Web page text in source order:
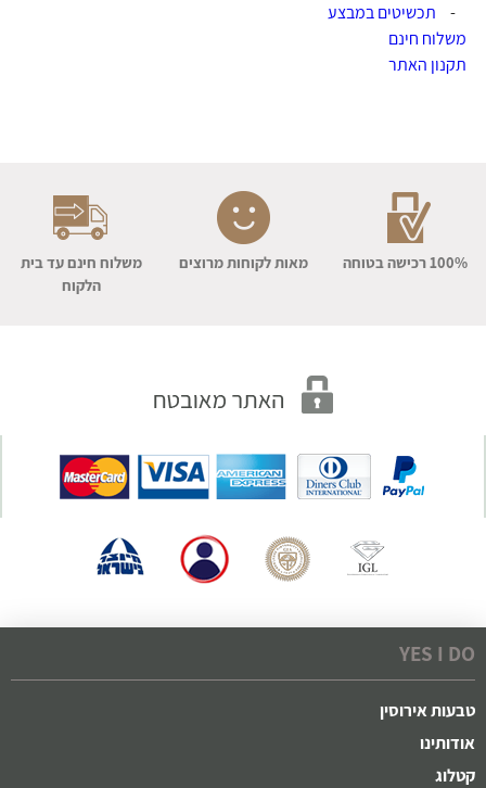
-
תכשיטים במבצע
משלוח חינם
תקנון האתר
100% רכישה בטוחה מאות לקוחות מרוצים
משלוח חינם עד בית
הלקוח
YES I DO
טבעות אירוסין
אודותינו
קטלוג